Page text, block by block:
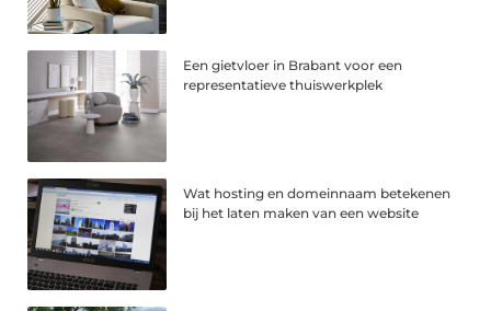
Een gietvloer in Brabant voor een
representatieve thuiswerkplek
Wat hosting en domeinnaam betekenen
bij het laten maken van een website